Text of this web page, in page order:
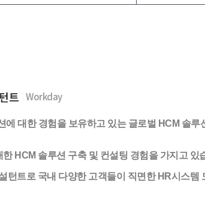
트 Workday
에 대한 경험을 보유하고 있는 글로벌 HCM 솔루
HCM 솔루션 구축 및 컨설팅 경험을 가지고 있
턴트로 국내 다양한 고객들이 직면한 HR시스템